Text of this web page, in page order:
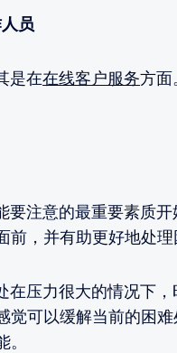
员
是在在线客户服务方面
注意的最重要素质开
，并有助更好地处理
压力很大的情况下，
觉可以缓解当前的困